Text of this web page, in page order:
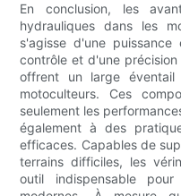
En conclusion, les
hydrauliques dans les
s'agisse d'une
contrôle et d'une
offrent un large éventail
motoculteurs. Ces
seulement les
également à des
efficaces. Capables de
terrains difficiles, les
outil indispensable